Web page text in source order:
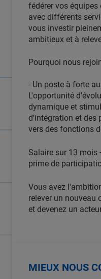
fédérer vos
avec différents
vous investir
ambitieux et à
Pourquoi nous
- Un poste à forte
L'opportunité
dynamique et
d'intégration et des
vers des fonctions
Salaire sur 13 mois
prime de
Vous avez
relever un nouveau
et devenez un
MIEUX NOUS